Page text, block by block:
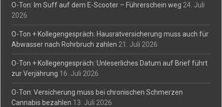
O-Ton: Im Suff auf dem E-Scooter – Führerschein weg 24. Juli
2026
O-Ton + Kollegengespräch: Hausratversicherung muss auch für
Abwasser nach Rohrbruch zahlen 21. Juli 2026
O-Ton + Kollegengespräch: Unleserliches Datum auf Brief führt
zur Verjährung 16. Juli 2026
O-Ton: Versicherung muss bei chronischen Schmerzen
Cannabis bezahlen 13. Juli 2026